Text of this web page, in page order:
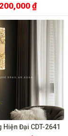
₫
Hiện Đại CDT-2641